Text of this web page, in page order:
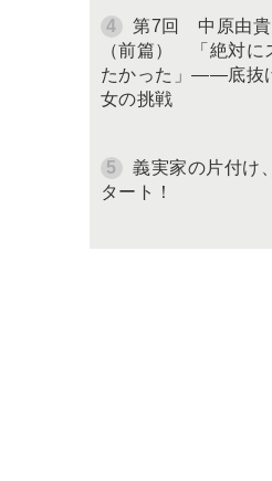
第7回 中原由貴
（前篇） 「絶対に
たかった」――底抜
女の挑戦
義実家の片付け
タート！